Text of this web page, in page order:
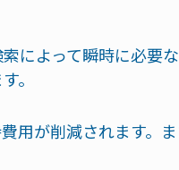
によって瞬時に必要
。
用が削減されます。